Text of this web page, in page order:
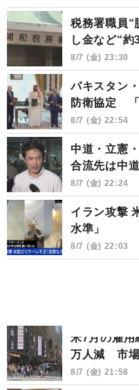
税務署職員
し金など“
8/7 (金) 23:30
パキスタン
防衛協定 「
8/7 (金) 22:54
中道・立憲
合流先は中
8/7 (金) 22:24
イラン攻撃
水準」
8/7 (金) 22:03
米7月の雇
万人減 市場
8/7 (金) 21:58